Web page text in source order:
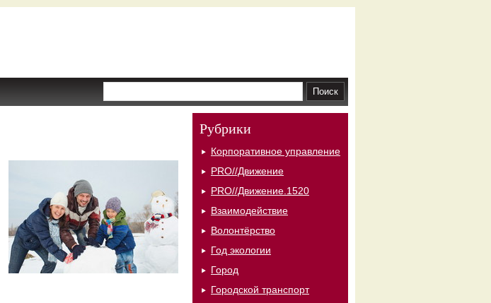
Рубрики
Корпоративное управление
PRO//Движение
PRO//Движение.1520
Взаимодействие
Волонтёрство
Год экологии
Город
Городской транспорт